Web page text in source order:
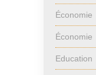
Économie
Économie
Education